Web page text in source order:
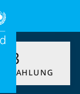
3
ZAHLUNG